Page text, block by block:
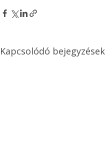
Kapcsolódó bejegyzések